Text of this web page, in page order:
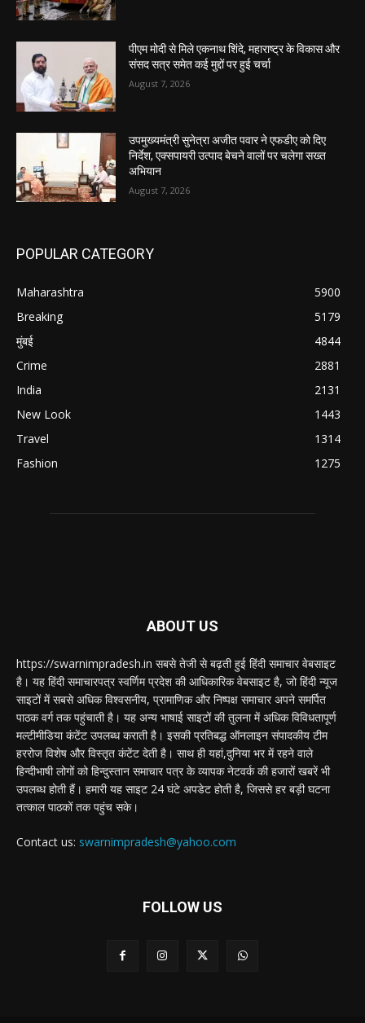
पीएम मोदी से मिले एकनाथ शिंदे, महाराष्ट्र के विकास और
संसद सत्र समेत कई मुद्दों पर हुई चर्चा
August 7, 2026
उपमुख्यमंत्री सुनेत्रा अजीत पवार ने एफडीए को दिए
निर्देश, एक्सपायरी उत्पाद बेचने वालों पर चलेगा सख्त
अभियान
August 7, 2026
POPULAR CATEGORY
Maharashtra
5900
Breaking
5179
मुंबई
4844
Crime
2881
India
2131
New Look
1443
Travel
1314
Fashion
1275
ABOUT US
https://swarnimpradesh.in सबसे तेजी से बढ़ती हुई हिंदी समाचार वेबसाइट
है। यह हिंदी समाचारपत्र स्वर्णिम प्रदेश की आधिकारिक वेबसाइट है, जो हिंदी न्यूज
साइटों में सबसे अधिक विश्वसनीय, प्रामाणिक और निष्पक्ष समाचार अपने समर्पित
पाठक वर्ग तक पहुंचाती है। यह अन्य भाषाई साइटों की तुलना में अधिक विविधतापूर्ण
मल्टीमीडिया कंटेंट उपलब्ध कराती है। इसकी प्रतिबद्ध ऑनलाइन संपादकीय टीम
हररोज विशेष और विस्तृत कंटेंट देती है। साथ ही यहां,दुनिया भर में रहने वाले
हिन्दीभाषी लोगों को हिन्दुस्तान समाचार पत्र के व्यापक नेटवर्क की हजारों खबरें भी
उपलब्ध होती हैं। हमारी यह साइट 24 घंटे अपडेट होती है, जिससे हर बड़ी घटना
तत्काल पाठकों तक पहुंच सके।
Contact us: swarnimpradesh@yahoo.com
FOLLOW US